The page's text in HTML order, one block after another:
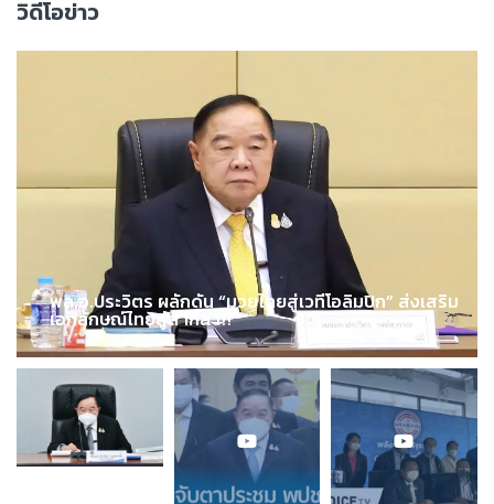
วิดีโอข่าว
พล.อ.ประวิตร ผลักดัน “มวยไทยสู่เวทีโอลิมปิก” ส่งเสริม
เอกลักษณ์ไทยสู่สากล !!!